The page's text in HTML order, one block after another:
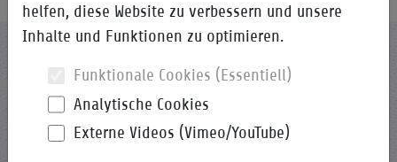
Was macht die i-Q Schacht &
Kollegen Qualitätskonstruktion
helfen, diese Website zu verbessern und unsere
Inhalte und Funktionen zu optimieren.
Funktionale Cookies (Essentiell)
Analytische Cookies
Externe Videos (Vimeo/YouTube)